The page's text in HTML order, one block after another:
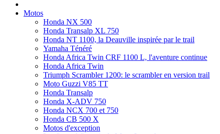
Motos
Honda NX 500
Honda Transalp XL 750
Honda NT 1100, la Deauville inspirée par le trail
Yamaha Ténéré
Honda Africa Twin CRF 1100 L, l'aventure continue
Honda Africa Twin
Triumph Scrambler 1200: le scrambler en version trail
Moto Guzzi V85 TT
Honda Transalp
Honda X-ADV 750
Honda NCX 700 et 750
Honda CB 500 X
Motos d'exception